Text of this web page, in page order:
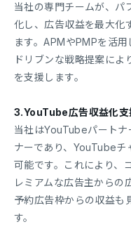
当社の専門チームが、パ
化し、広告収益を最大化
ます。APMやPMPを活
ドリブンな戦略提案によ
を支援します。
3.YouTube広告収益化支
当社はYouTubeパートナ
ナーであり、YouTubeチ
可能です。これにより、
レミアムな広告主からの
予約広告枠からの収益も
す。